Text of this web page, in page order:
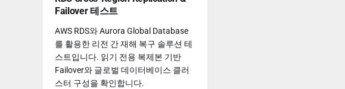
Failover 테스트
AWS RDS와 Aurora Global Database
를 활용한 리전 간 재해 복구 솔루션 테
스트입니다. 읽기 전용 복제본 기반
Failover와 글로벌 데이터베이스 클러
스터 구성을 확인합니다.